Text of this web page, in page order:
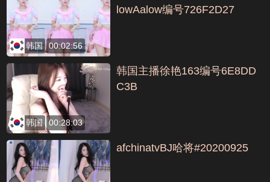
韩国 00:02:56
lowAalow编号726F2D27
韩国 00:28:03
韩国主播徐艳163编号6E8DD
C3B
afchinatvBJ哈将#20200925